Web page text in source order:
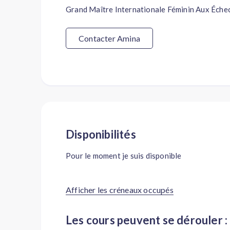
Grand Maître Internationale Féminin Aux
Contacter Amina
Disponibilités
Pour le moment je suis disponible
Afficher les créneaux occupés
Les cours peuvent se dérouler :